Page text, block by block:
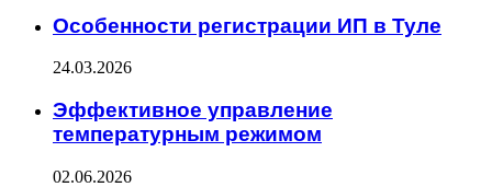
Особенности регистрации ИП в Туле
24.03.2026
Эффективное управление
температурным режимом
02.06.2026